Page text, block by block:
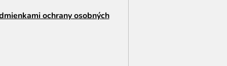
ochrany osobných